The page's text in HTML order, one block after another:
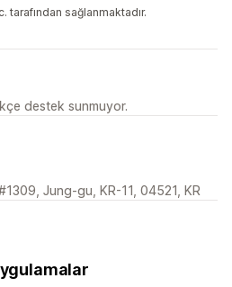
sağlanmaktadır.
destek sunmuyor.
Jung-gu, KR-11, 04521, KR